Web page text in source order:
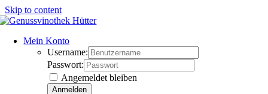
Skip to content
Mein Konto
Username:
Passwort:
Angemeldet bleiben